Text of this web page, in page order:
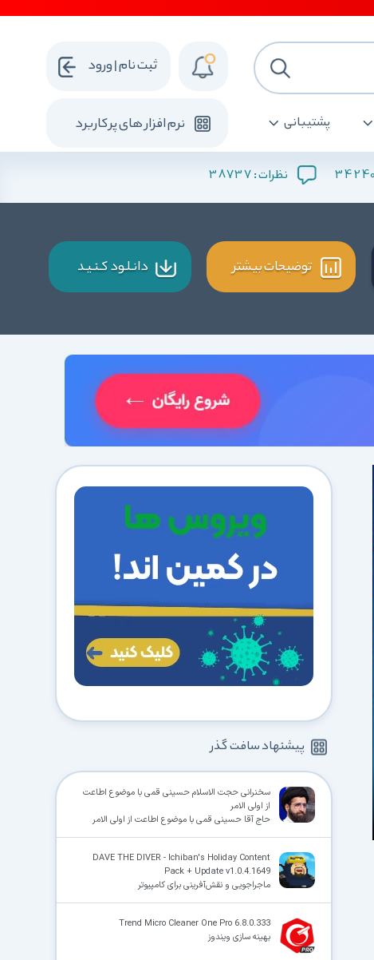
پشتیبانی نرم افزار های پرکاربرد
ثبت نام | ورود
نظرات :38737
توضیحات بیشتر دانـلـود کـنـیـد
پیشنهاد سافت گذر
سخنرانی حجت الاسلام حسینی قمی با موضوع اطاعت
از اولی الامر
حاج آقا حسینی قمی با موضوع اطاعت از اولی الامر
DAVE THE DIVER - Ichiban's Holiday Content
Pack + Update v1.0.4.1649
ماجراجویی و نقش‌آفرینی برای کامپیوتر
Trend Micro Cleaner One Pro 6.8.0.333
بهینه سازی ویندوز